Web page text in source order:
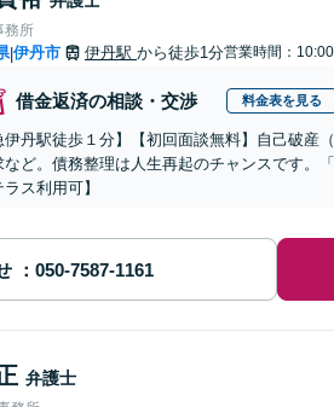
務所
|伊丹市 伊丹駅 から徒歩1分営業時間：
借金返済の相談・交渉 料金表を見る
伊丹駅徒歩１分】【初回面談無料】自己破
など。債務整理は人生再起のチャンスです。
ラス利用可】
弁護士